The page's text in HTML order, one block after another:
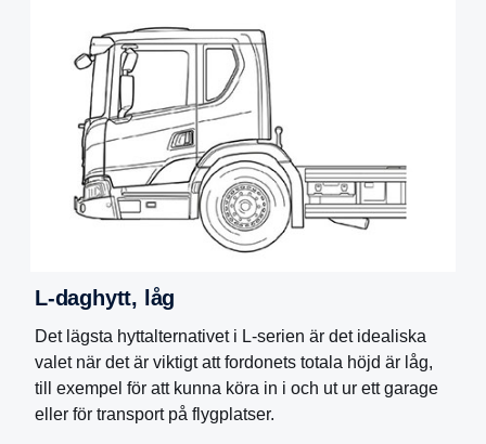
L-daghytt, låg
Det lägsta hyttalternativet i L-serien är det idealiska
valet när det är viktigt att fordonets totala höjd är låg,
till exempel för att kunna köra in i och ut ur ett garage
eller för transport på flygplatser.